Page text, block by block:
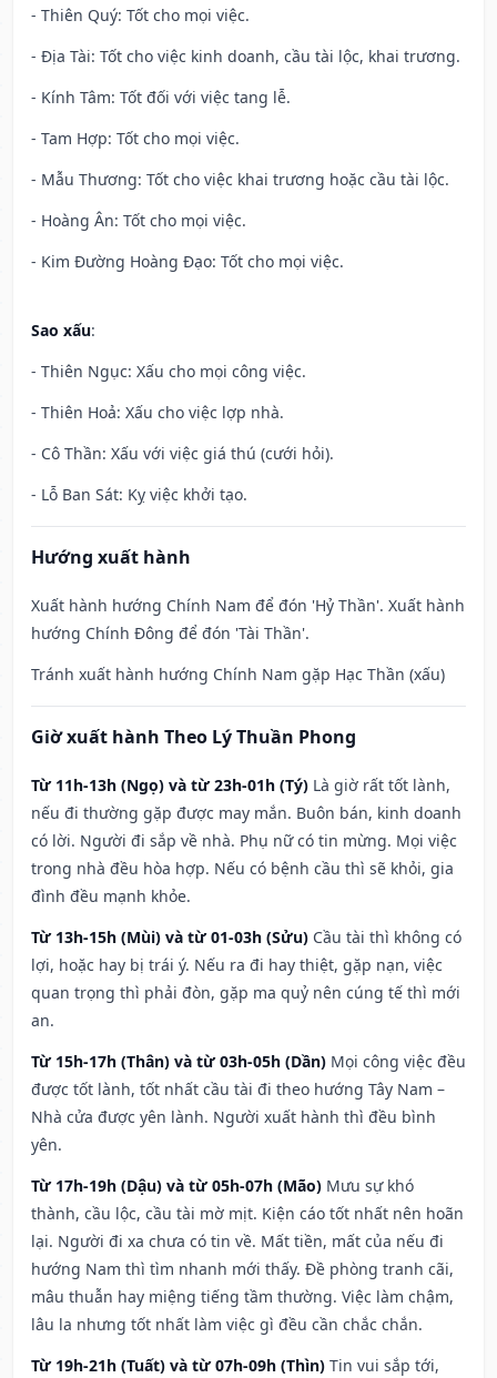
- Thiên Quý: Tốt cho mọi việc.
- Địa Tài: Tốt cho việc kinh doanh, cầu tài lộc, khai trương.
- Kính Tâm: Tốt đối với việc tang lễ.
- Tam Hợp: Tốt cho mọi việc.
- Mẫu Thương: Tốt cho việc khai trương hoặc cầu tài lộc.
- Hoàng Ân: Tốt cho mọi việc.
- Kim Đường Hoàng Đạo: Tốt cho mọi việc.
Sao xấu:
- Thiên Ngục: Xấu cho mọi công việc.
- Thiên Hoả: Xấu cho việc lợp nhà.
- Cô Thần: Xấu với việc giá thú (cưới hỏi).
- Lỗ Ban Sát: Kỵ việc khởi tạo.
Hướng xuất hành
Xuất hành hướng Chính Nam để đón 'Hỷ Thần'. Xuất hành
hướng Chính Đông để đón 'Tài Thần'.
Tránh xuất hành hướng Chính Nam gặp Hạc Thần (xấu)
Giờ xuất hành Theo Lý Thuần Phong
Từ 11h-13h (Ngọ) và từ 23h-01h (Tý) Là giờ rất tốt lành,
nếu đi thường gặp được may mắn. Buôn bán, kinh doanh
có lời. Người đi sắp về nhà. Phụ nữ có tin mừng. Mọi việc
trong nhà đều hòa hợp. Nếu có bệnh cầu thì sẽ khỏi, gia
đình đều mạnh khỏe.
Từ 13h-15h (Mùi) và từ 01-03h (Sửu) Cầu tài thì không có
lợi, hoặc hay bị trái ý. Nếu ra đi hay thiệt, gặp nạn, việc
quan trọng thì phải đòn, gặp ma quỷ nên cúng tế thì mới
an.
Từ 15h-17h (Thân) và từ 03h-05h (Dần) Mọi công việc đều
được tốt lành, tốt nhất cầu tài đi theo hướng Tây Nam –
Nhà cửa được yên lành. Người xuất hành thì đều bình
yên.
Từ 17h-19h (Dậu) và từ 05h-07h (Mão) Mưu sự khó
thành, cầu lộc, cầu tài mờ mịt. Kiện cáo tốt nhất nên hoãn
lại. Người đi xa chưa có tin về. Mất tiền, mất của nếu đi
hướng Nam thì tìm nhanh mới thấy. Đề phòng tranh cãi,
mâu thuẫn hay miệng tiếng tầm thường. Việc làm chậm,
lâu la nhưng tốt nhất làm việc gì đều cần chắc chắn.
Từ 19h-21h (Tuất) và từ 07h-09h (Thìn) Tin vui sắp tới,